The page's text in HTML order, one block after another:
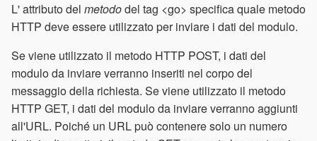
L' attributo del metododel tag <go> specifica quale metodo
HTTP deve essere utilizzato per inviare i dati del modulo.
Se viene utilizzato il metodo HTTP POST, i dati del
modulo da inviare verranno inseriti nel corpo del
messaggio della richiesta. Se viene utilizzato il metodo
HTTP GET, i dati del modulo da inviare verranno aggiunti
all'URL. Poiché un URL può contenere solo un numero